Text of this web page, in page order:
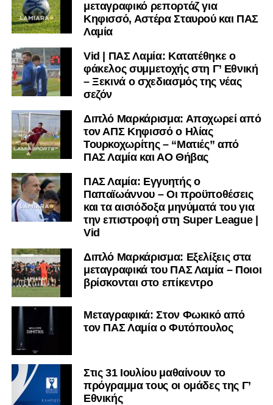
μεταγραφικό ρεπορτάζ για
Κηφισσό, Αστέρα Σταυρού και ΠΑΣ
Λαμία
Vid | ΠΑΣ Λαμία: Κατατέθηκε ο
φάκελος συμμετοχής στη Γ’ Εθνική
– Ξεκινά ο σχεδιασμός της νέας
σεζόν
Διπλό Μαρκάρισμα: Αποχωρεί από
τον ΑΠΣ Κηφισσό ο Ηλίας
Τουρκοχωρίτης – “Ματιές” από
ΠΑΣ Λαμία και ΑΟ Θήβας
ΠΑΣ Λαμία: Εγγυητής ο
Παπαϊωάννου – Οι προϋποθέσεις
και τα αισιόδοξα μηνύματά του για
την επιστροφή στη Super League |
Vid
Διπλό Μαρκάρισμα: Εξελίξεις στα
μεταγραφικά του ΠΑΣ Λαμία – Ποιοι
βρίσκονται στο επίκεντρο
Μεταγραφικά: Στον Φωκικό από
τον ΠΑΣ Λαμία ο Φυτόπουλος
Στις 31 Ιουλίου μαθαίνουν το
πρόγραμμα τους οι ομάδες της Γ’
Εθνικής